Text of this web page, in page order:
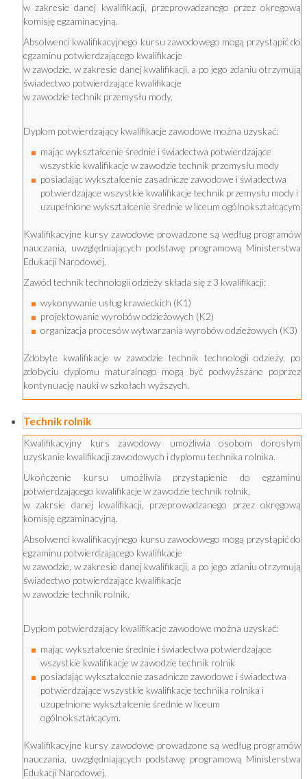
w zakresie danej kwalifikacji, przeprowadzanego przez okregową
komisję egzaminacyjną.
Absolwenci kwalifikacyjnego kursu zawodowego mogą przystąpić do
egzaminu potwierdzającego kwalifikacje
w zawodzie, w zakresie danej kwalifikacji, a po jego zdaniu otrzymują
świadectwo potwierdzające kwalifikacje
w zawodzie technik przemysłu mody.
Dyplom potwierdzający kwalifikacje zawodowe można uzyskać:
mając wykształcenie średnie i świadectwa potwierdzające
wszystkie kwalifikacje w zawodzie technik przemysłu mody
posiadając wykształcenie zasadnicze zawodowe i świadectwa
potwierdzające wszystkie kwalifikacje technik przemysłu mody i
uzupełnione wykształcenie średnie w liceum ogólnokształcącym
Kwalifikacyjne kursy zawodowe prowadzone są według programów
nauczania, uwzględniających podstawę programową Ministerstwa
Edukacji Narodowej.
Zawód technik technologii odzieży składa się z 3 kwalifikacji:
wykonywanie usług krawieckich (K1)
projektowanie wyrobów odzieżowych (K2)
organizacja procesów wytwarzania wyrobów odzieżowych (K3)
Zdobyte kwalifikacje w zawodzie technik technologii odzieży, po
zdobyciu dyplomu maturalnego mogą być podwyższane poprzez
kontynuację nauki w szkołach wyższych.
Technik rolnik
Kwalifikacyjny kurs zawodowy umożliwia osobom dorosłym
uzyskanie kwalifikacji zawodowych i dyplomu technika rolnika.
Ukończenie kursu umożliwia przystapienie do egzaminu
potwierdzającego kwalifikacje w zawodzie technik rolnik,
w zakrsie danej kwalifikacji, przeprowadzanego przez okręgową
komisję egzaminacyjną.
Absolwenci kwalifikacyjnego kursu zawodowego mogą przystąpić do
egzaminu potwierdzającego kwalifikacje
w zawodzie, w zakresie danej kwalifikacji, a po jego zdaniu otrzymują
świadectwo potwierdzające kwalifikacje
w zawodzie technik rolnik.
Dyplom potwierdzający kwalifikacje zawodowe można uzyskać:
mając wykształcenie średnie i świadectwa potwierdzające
wszystkie kwalifikacje w zawodzie technik rolnik
posiadając wykształcenie zasadnicze zawodowe i świadectwa
potwierdzające wszystkie kwalifikacje technika rolnika i
uzupełnione wykształcenie średnie w liceum
ogólnokształcącym.
Kwalifikacyjne kursy zawodowe prowadzone są według programów
nauczania, uwzględniających podstawę programową Ministerstwa
Edukacji Narodowej.